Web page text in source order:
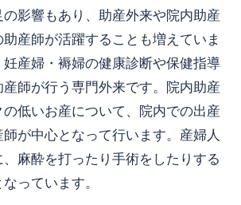
影響もあり、助産外来や院内助産
産師が活躍することも増えていま
産婦・褥婦の健康診断や保健指導
師が行う専門外来です。院内助産
低いお産について、院内での出産
が中心となって行います。産婦人
麻酔を打ったり手術をしたりする
っています。